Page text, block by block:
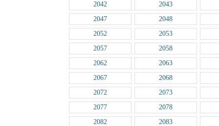
2042
2043
2047
2048
2052
2053
2057
2058
2062
2063
2067
2068
2072
2073
2077
2078
2082
2083